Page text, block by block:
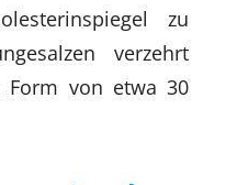
zu
verzehrt
Form von etwa 30